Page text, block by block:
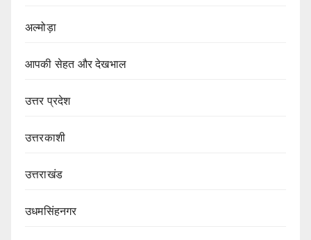
अल्मोड़ा
आपकी सेहत और देखभाल
उत्तर प्रदेश
उत्तरकाशी
उत्तराखंड
उधमसिंहनगर